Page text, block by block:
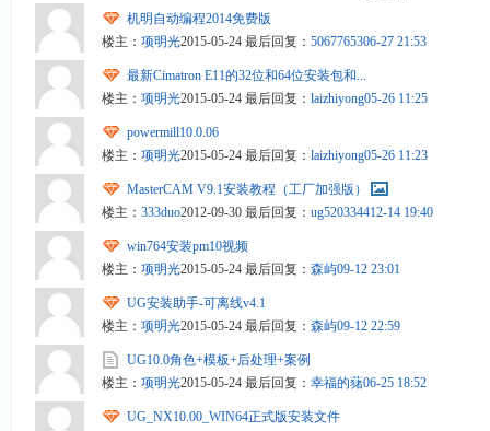
机明自动编程2014免费版
楼主： 项明光2015-05-24 最后回复： 5067765306-27 21:53
最新Cimatron E11的32位和64位安装包和...
楼主： 项明光2015-05-24 最后回复： laizhiyong05-26 11:25
powermill10.0.06
楼主： 项明光2015-05-24 最后回复： laizhiyong05-26 11:23
MasterCAM V9.1安装教程（工厂加强版）
楼主： 333duo2012-09-30 最后回复： ug520334412-14 19:40
win764安装pm10视频
楼主： 项明光2015-05-24 最后回复： 森屿09-12 23:01
UG安装助手-可离线v4.1
楼主： 项明光2015-05-24 最后回复： 森屿09-12 22:59
UG10.0角色+模板+后处理+案例
楼主： 项明光2015-05-24 最后回复： 幸福的蕏06-25 18:52
UG_NX10.00_WIN64正式版安装文件